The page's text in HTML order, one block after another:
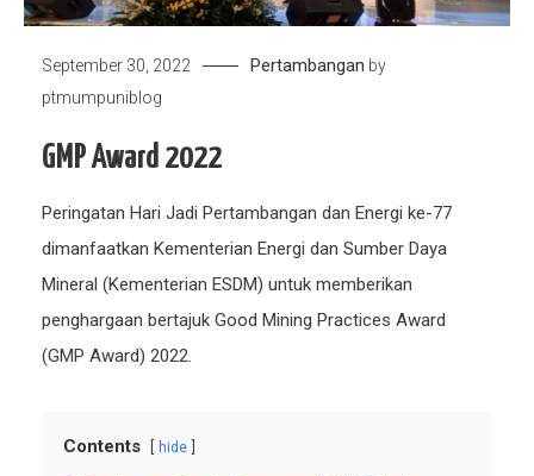
September 30, 2022 Pertambangan by
ptmumpuniblog
GMP Award 2022
Peringatan Hari Jadi Pertambangan dan Energi ke-77
dimanfaatkan Kementerian Energi dan Sumber Daya
Mineral (Kementerian ESDM) untuk memberikan
penghargaan bertajuk Good Mining Practices Award
(GMP Award) 2022.
Contents hide